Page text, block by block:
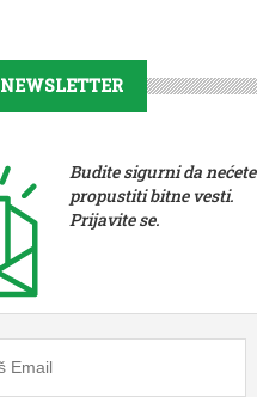
NEWSLETTER
Budite sigurni da nećete
propustiti bitne vesti.
Prijavite se.